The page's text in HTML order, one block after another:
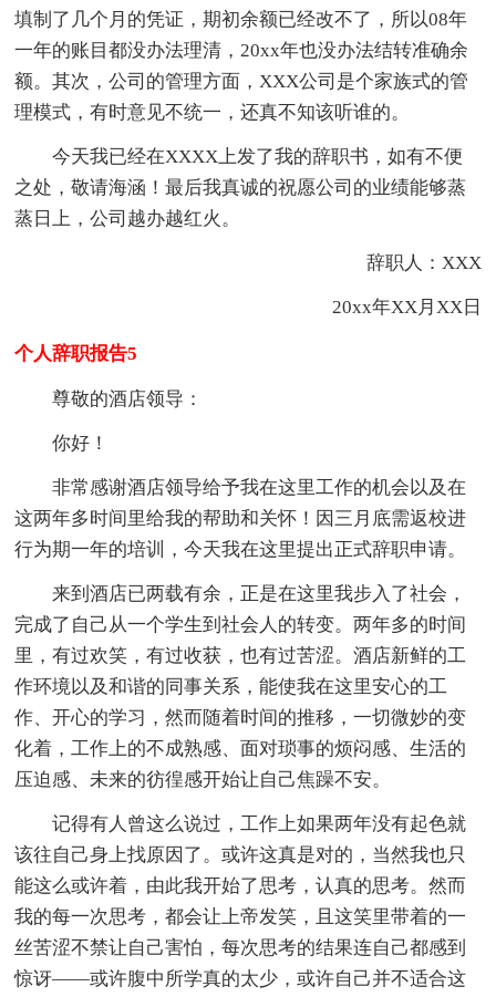
填制了几个月的凭证，期初余额已经改不了，所以08年
一年的账目都没办法理清，20xx年也没办法结转准确余
额。其次，公司的管理方面，XXX公司是个家族式的管
理模式，有时意见不统一，还真不知该听谁的。
今天我已经在XXXX上发了我的辞职书，如有不便
之处，敬请海涵！最后我真诚的祝愿公司的业绩能够蒸
蒸日上，公司越办越红火。
辞职人：XXX
20xx年XX月XX日
个人辞职报告5
尊敬的酒店领导：
你好！
非常感谢酒店领导给予我在这里工作的机会以及在
这两年多时间里给我的帮助和关怀！因三月底需返校进
行为期一年的培训，今天我在这里提出正式辞职申请。
来到酒店已两载有余，正是在这里我步入了社会，
完成了自己从一个学生到社会人的转变。两年多的时间
里，有过欢笑，有过收获，也有过苦涩。酒店新鲜的工
作环境以及和谐的同事关系，能使我在这里安心的工
作、开心的学习，然而随着时间的推移，一切微妙的变
化着，工作上的不成熟感、面对琐事的烦闷感、生活的
压迫感、未来的彷徨感开始让自己焦躁不安。
记得有人曾这么说过，工作上如果两年没有起色就
该往自己身上找原因了。或许这真是对的，当然我也只
能这么或许着，由此我开始了思考，认真的思考。然而
我的每一次思考，都会让上帝发笑，且这笑里带着的一
丝苦涩不禁让自己害怕，每次思考的结果连自己都感到
惊讶——或许腹中所学真的太少，或许自己并不适合这